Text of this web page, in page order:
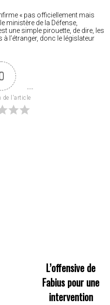
« pas officiellement mais
ministère de la Défense,
une simple pirouette, de dire, les
l’étranger, donc le législateur
de l'article
L’offensive de
Fabius pour une
intervention